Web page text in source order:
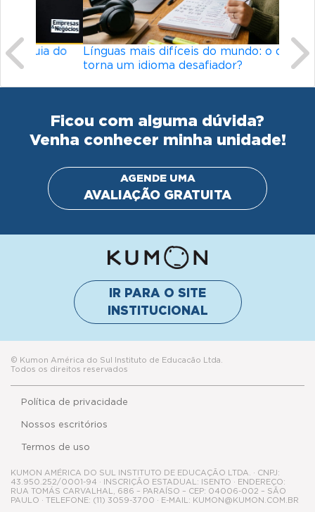
Línguas mais difíceis do mundo: o que
torna um idioma desafiador?
Ficou com alguma dúvida?
Venha conhecer minha unidade!
AGENDE UMA
AVALIAÇÃO GRATUITA
IR PARA O SITE
INSTITUCIONAL
© Kumon América do Sul Instituto de Educacão Ltda.
Todos os direitos reservados
Política de privacidade
Termos de uso
Nossos escritórios
KUMON AMÉRICA DO SUL INSTITUTO DE EDUCAÇÃO LTDA. · CNPJ:
43.950.252/0001-94 · INSCRIÇÃO ESTADUAL: ISENTO · ENDEREÇO:
RUA TOMÁS CARVALHAL, 686 – PARAÍSO – CEP: 04006-002 – SÃO
PAULO · TELEFONE: (11) 3059-3700 · E-MAIL: KUMON@KUMON.COM.BR